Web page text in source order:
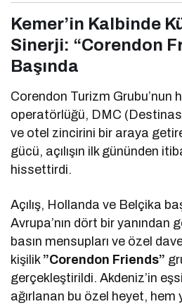
Kemer’in Kalbinde
Sinerji: “Corendon
Başında
Corendon Turizm Grubu’nun
operatörlüğü, DMC
ve otel zincirini bir araya
gücü, açılışın ilk gününden
hissettirdi.
Açılış, Hollanda ve Belçika
Avrupa’nın dört bir yanından
basın mensupları ve özel
kişilik ”Corendon Friends”
gerçekleştirildi. Akdeniz’in
ağırlanan bu özel heyet, hem